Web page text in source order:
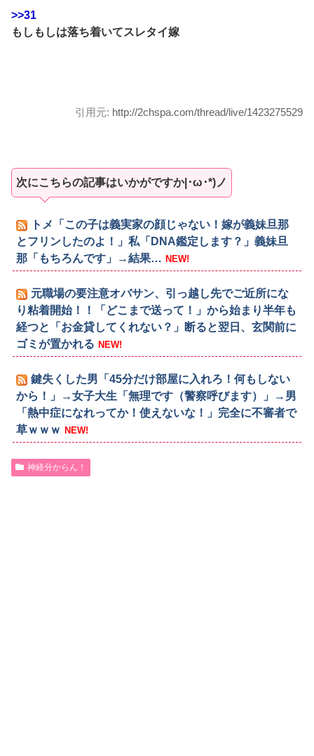
>>31
もしもしは落ち着いてスレタイ嫁
引用元: http://2chspa.com/thread/live/1423275529
次にこちらの記事はいかがですか|･ω･*)ノ
トメ「この子は義実家の顔じゃない！嫁が義妹旦那
とフリンしたのよ！」私「DNA鑑定します？」義妹旦
那「もちろんです」→結果… NEW!
元職場の要注意オバサン、引っ越し先でご近所にな
り粘着開始！！「どこまで送って！」から始まり半年も
経つと「お金貸してくれない？」断ると翌日、玄関前に
ゴミが置かれる NEW!
鍵失くした男「45分だけ部屋に入れろ！何もしない
から！」→女子大生「無理です（警察呼びます）」→男
「熱中症になれってか！使えないな！」完全に不審者で
草ｗｗｗ NEW!
神経分からん！